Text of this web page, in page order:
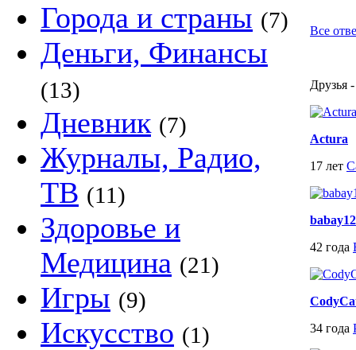
Города и страны (7)
Деньги, Финансы
(13)
Дневник (7)
Журналы, Радио,
ТВ (11)
Здоровье и
Медицина (21)
Игры (9)
Искусство (1)
Все
Друзья
Actura
17 лет
42 года
34 года